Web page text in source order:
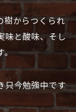
樹からつくられ
味と酸味、そし
。
只今勉強中です